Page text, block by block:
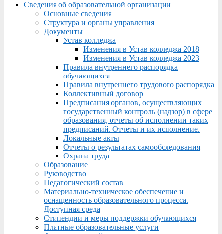
Menu
Сведения об образовательной организации
Основные сведения
Структура и органы управления
Документы
Устав колледжа
Изменения в Устав колледжа 2018
Изменения в Устав колледжа 2023
Правила внутреннего распорядка
обучающихся
Правила внутреннего трудового распорядка
Коллективный договор
Предписания органов, осуществляющих
государственный контроль (надзор) в сфере
образования, отчеты об исполнении таких
предписаний. Отчеты и их исполнение.
Локальные акты
Отчеты о результатах самообследования
Охрана труда
Образование
Руководство
Педагогический состав
Материально-техническое обеспечение и
оснащенность образовательного процесса.
Доступная среда
Стипендии и меры поддержки обучающихся
Платные образовательные услуги